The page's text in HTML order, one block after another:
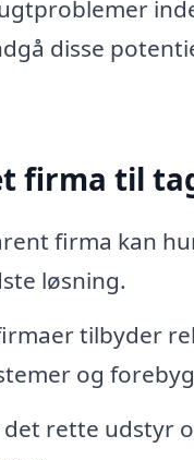
disse
firma til
firma kan
løsning.
tilbyder
og
det rette udstyr